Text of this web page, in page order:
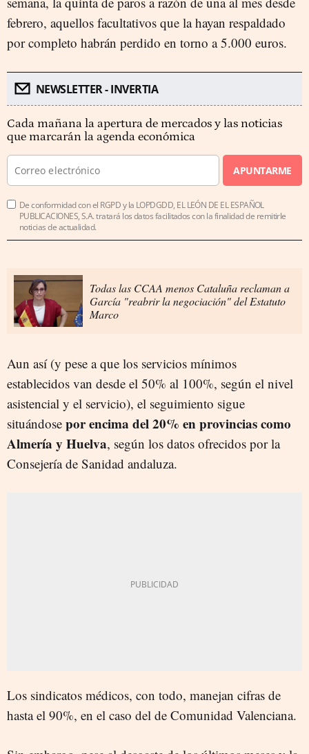
febrero, aquellos facultativos que la hayan respaldado
por completo habrán perdido en torno a 5.000 euros.
NEWSLETTER - INVERTIA
Cada mañana la apertura de mercados y las noticias
que marcarán la agenda económica
APUNTARME
De conformidad con el RGPD y la LOPDGDD, EL LEÓN DE EL ESPAÑOL
PUBLICACIONES, S.A. tratará los datos facilitados con la finalidad de remitirle
noticias de actualidad.
Todas las CCAA menos Cataluña reclaman a
García "reabrir la negociación" del Estatuto
Marco
Aun así (y pese a que los servicios mínimos
establecidos van desde el 50% al 100%, según el nivel
asistencial y el servicio), el seguimiento sigue
situándose por encima del 20% en provincias como
Almería y Huelva, según los datos ofrecidos por la
Consejería de Sanidad andaluza.
Los sindicatos médicos, con todo, manejan cifras de
hasta el 90%, en el caso del de Comunidad Valenciana.